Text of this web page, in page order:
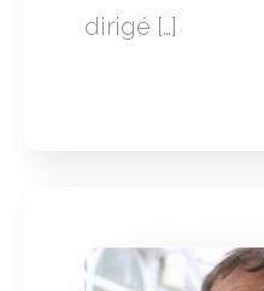
dirigé […]